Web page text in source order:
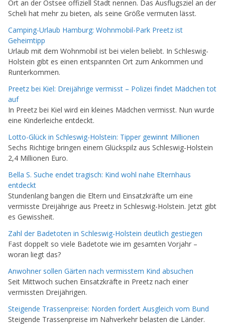
Ort an der Ostsee offiziell Stadt nennen. Das Ausflugsziel an der
Scheli hat mehr zu bieten, als seine Größe vermuten lässt.
Camping-Urlaub Hamburg: Wohnmobil-Park Preetz ist
Geheimtipp
Urlaub mit dem Wohnmobil ist bei vielen beliebt. In Schleswig-
Holstein gibt es einen entspannten Ort zum Ankommen und
Runterkommen.
Preetz bei Kiel: Dreijährige vermisst – Polizei findet Mädchen tot
auf
In Preetz bei Kiel wird ein kleines Mädchen vermisst. Nun wurde
eine Kinderleiche entdeckt.
Lotto-Glück in Schleswig-Holstein: Tipper gewinnt Millionen
Sechs Richtige bringen einem Glückspilz aus Schleswig-Holstein
2,4 Millionen Euro.
Bella S. Suche endet tragisch: Kind wohl nahe Elternhaus
entdeckt
Stundenlang bangen die Eltern und Einsatzkräfte um eine
vermisste Dreijährige aus Preetz in Schleswig-Holstein. Jetzt gibt
es Gewissheit.
Zahl der Badetoten in Schleswig-Holstein deutlich gestiegen
Fast doppelt so viele Badetote wie im gesamten Vorjahr –
woran liegt das?
Anwohner sollen Gärten nach vermisstem Kind absuchen
Seit Mittwoch suchen Einsatzkräfte in Preetz nach einer
vermissten Dreijährigen.
Steigende Trassenpreise: Norden fordert Ausgleich vom Bund
Steigende Trassenpreise im Nahverkehr belasten die Länder.